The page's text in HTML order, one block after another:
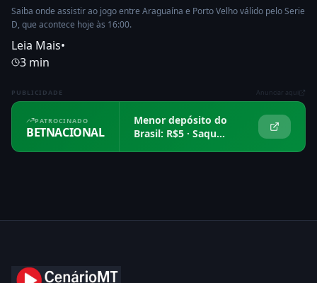
Saiba onde assistir ao jogo entre Araguaína e Porto Velho válido pelo Serie
D, que acontece hoje às 16:00.
Leia Mais•
3 min
PUBLICIDADE Anunciar aqui
PATROCINADO
BETNACIONAL
Menor depósito do
Brasil: R$5 · Saque